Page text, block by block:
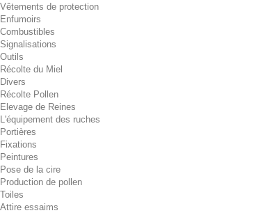
Vêtements de protection
Enfumoirs
Combustibles
Signalisations
Outils
Récolte du Miel
Divers
Récolte Pollen
Elevage de Reines
L'équipement des ruches
Portières
Fixations
Peintures
Pose de la cire
Production de pollen
Toiles
Attire essaims